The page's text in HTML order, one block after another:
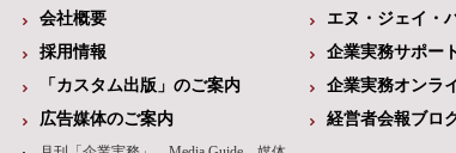
会社概要
採用情報
「カスタム出版」のご案内
広告媒体のご案内
エヌ・ジェイ・
企業実務サポー
企業実務オンラ
経営者会報ブロ